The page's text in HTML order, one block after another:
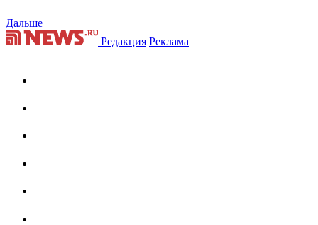
Дальше
Редакция Реклама